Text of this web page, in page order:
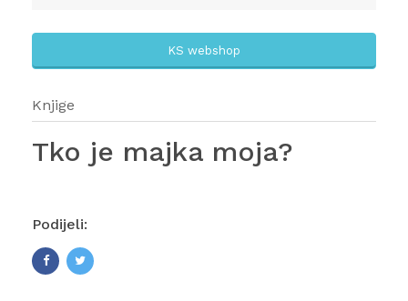
KS webshop
Knjige
Tko je majka moja?
Podijeli: